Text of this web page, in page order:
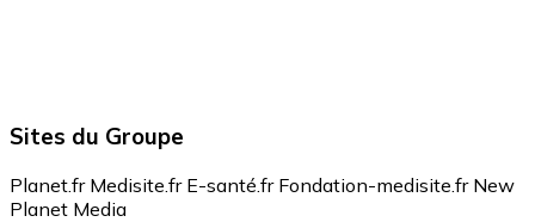
Sites du Groupe
Planet.fr Medisite.fr E-santé.fr Fondation-medisite.fr New
Planet Media